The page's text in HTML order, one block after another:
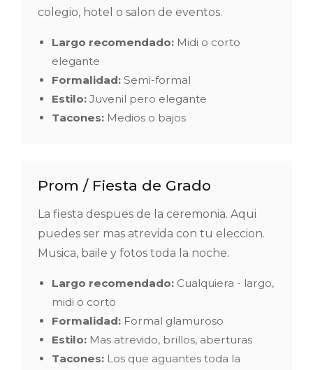
colegio, hotel o salon de eventos.
Largo recomendado: Midi o corto
elegante
Formalidad: Semi-formal
Estilo: Juvenil pero elegante
Tacones: Medios o bajos
Prom / Fiesta de Grado
La fiesta despues de la ceremonia. Aqui
puedes ser mas atrevida con tu eleccion.
Musica, baile y fotos toda la noche.
Largo recomendado: Cualquiera - largo,
midi o corto
Formalidad: Formal glamuroso
Estilo: Mas atrevido, brillos, aberturas
Tacones: Los que aguantes toda la